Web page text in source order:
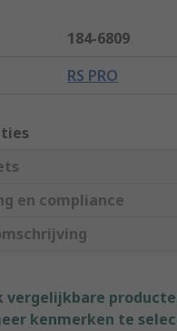
184-6809
RS PRO
en compliance
vergelijkbare
kenmerken te